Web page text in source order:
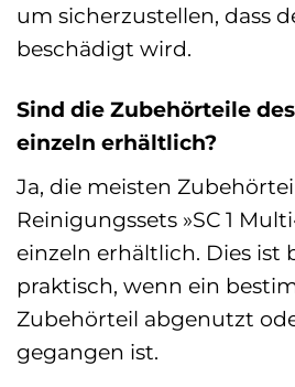
um sicherzustellen, dass
beschädigt wird.
Sind die Zubehörteile
einzeln erhältlich?
Ja, die meisten
Reinigungssets »SC 1
einzeln erhältlich. Dies ist
praktisch, wenn ein
Zubehörteil abgenutzt
gegangen ist.